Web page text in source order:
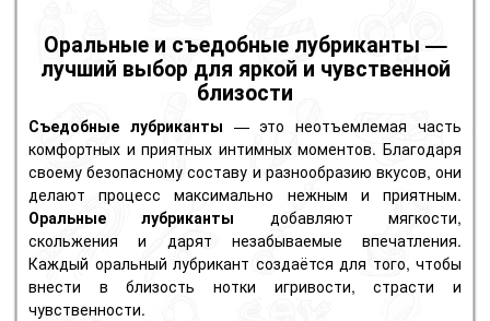
Оральные и съедобные лубриканты —
лучший выбор для яркой и чувственной
близости
Съедобные лубриканты — это неотъемлемая часть
комфортных и приятных интимных моментов. Благодаря
своему безопасному составу и разнообразию вкусов, они
делают процесс максимально нежным и приятным.
Оральные лубриканты добавляют мягкости,
скольжения и дарят незабываемые впечатления.
Каждый оральный лубрикант создаётся для того, чтобы
внести в близость нотки игривости, страсти и
чувственности.